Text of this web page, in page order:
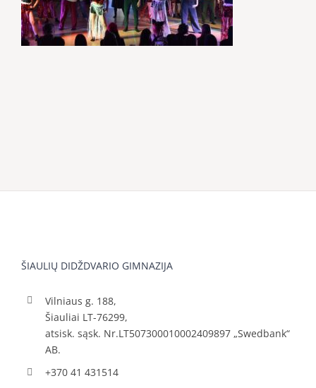
ŠIAULIŲ DIDŽDVARIO GIMNAZIJA
Vilniaus g. 188,
Šiauliai LT-76299,
atsisk. sąsk. Nr.LT507300010002409897 „Swedbank“
AB.
+370 41 431514